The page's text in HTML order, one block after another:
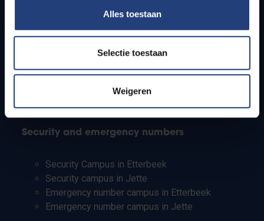
Alles toestaan
Selectie toestaan
Weigeren
Students
PhD students
Teachers and secondary schools
Working students
Security and emergency numbers
Security Campus in Etterbeek
Security campus in Jette
Emergency number campus in Etterbeek
Emergency number campus in Jette